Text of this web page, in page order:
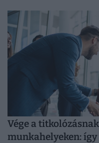
Vége a
munkahelyeken: